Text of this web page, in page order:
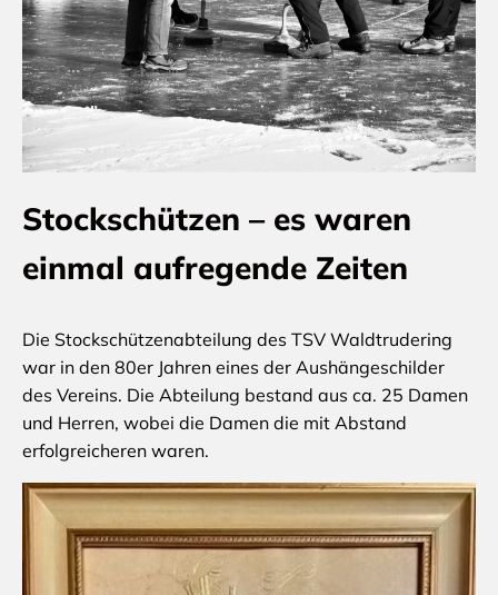
Stockschützen – es waren
einmal aufregende Zeiten
Die Stockschützenabteilung des TSV Waldtrudering
war in den 80er Jahren eines der Aushängeschilder
des Vereins. Die Abteilung bestand aus ca. 25 Damen
und Herren, wobei die Damen die mit Abstand
erfolgreicheren waren.